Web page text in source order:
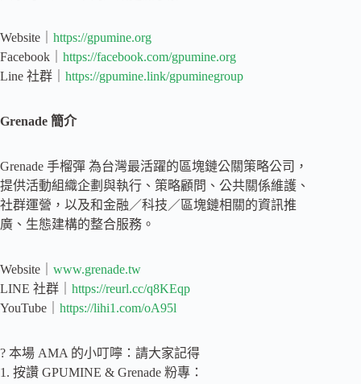
Website｜ https://gpumine.org
Facebook｜ https://facebook.com/gpumine.org
Line 社群｜ https://gpumine.link/gpuminegroup
Grenade 簡介
Grenade 手榴彈 為台灣最活躍的區塊鏈公關策略公司，
提供活動組織企劃與執行、策略顧問、公共關係維護、
社群運營，以及和金融／科技／區塊鏈相關的資訊推
廣、生態建構的整合服務。
Website｜ www.grenade.tw
LINE 社群｜ https://reurl.cc/q8KEqp
YouTube｜ https://lihi1.com/oA95l
? 本場 AMA 的小叮嚀：請大家記得
1. 按讚 GPUMINE & Grenade 粉專：